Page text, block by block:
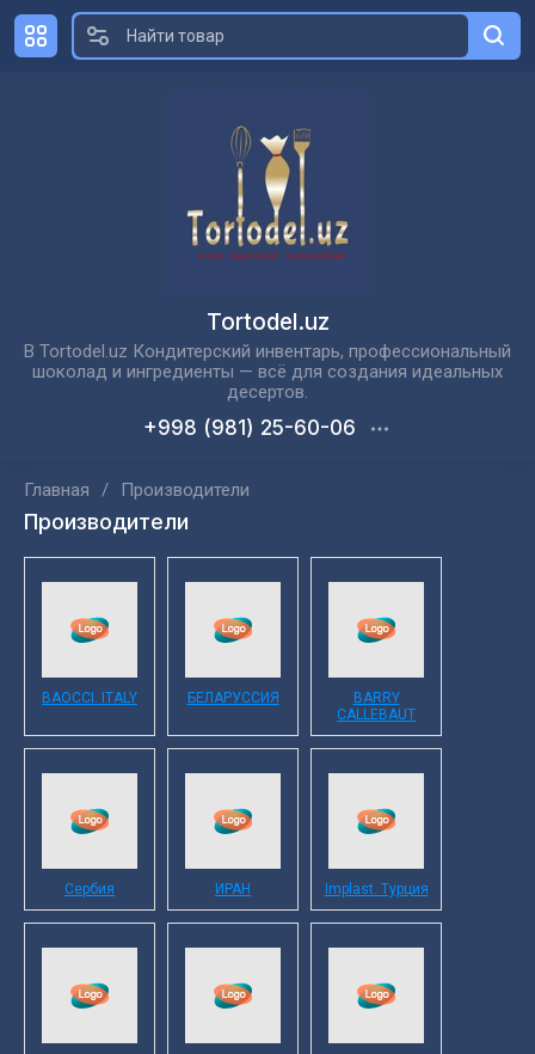
Tortodel.uz
В Tortodel.uz Кондитерский инвентарь, профессиональный
шоколад и ингредиенты — всё для создания идеальных
десертов.
+998 (981) 25-60-06
Главная / Производители
Производители
BAOCCI. ITALY БЕЛАРУССИЯ
BARRY
CALLEBAUT
Сербия ИРАН Implast. Турция